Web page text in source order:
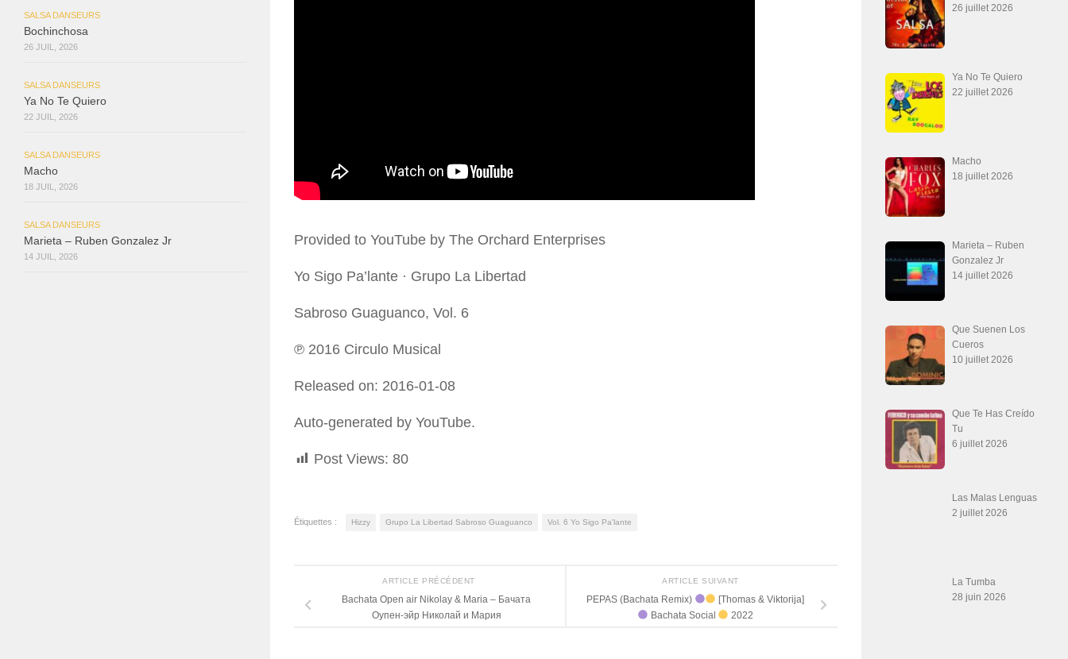
Provided to YouTube by The Orchard Enterprises
Yo Sigo Pa’lante · Grupo La Libertad
Sabroso Guaguanco, Vol. 6
℗ 2016 Circulo Musical
Released on: 2016-01-08
Auto-generated by YouTube.
Post Views: 80
Étiquettes : Hizzy Grupo La Libertad Sabroso Guaguanco Vol. 6 Yo Sigo Pa'lante
ARTICLE SUIVANT
PEPAS (Bachata Remix)
[Thomas & Viktorija]
Bachata Social
2022
ARTICLE PRÉCÉDENT
Bachata Open air Nikolay & Maria – Бачата
Оупен-эйр Николай и Мария
SALSA DANSEURS
Bochinchosa
26 JUIL, 2026
SALSA DANSEURS
Ya No Te Quiero
22 JUIL, 2026
SALSA DANSEURS
Macho
18 JUIL, 2026
SALSA DANSEURS
Marieta – Ruben Gonzalez Jr
14 JUIL, 2026
26 juillet 2026
Ya No Te Quiero
22 juillet 2026
Macho
18 juillet 2026
Marieta – Ruben
Gonzalez Jr
14 juillet 2026
Que Suenen Los
Cueros
10 juillet 2026
Que Te Has Creído
Tu
6 juillet 2026
Las Malas Lenguas
2 juillet 2026
La Tumba
28 juin 2026